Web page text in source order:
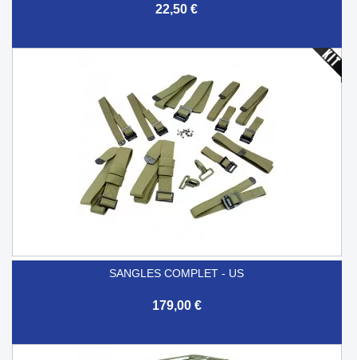
22,50 €
SANGLES COMPLET - US
179,00 €